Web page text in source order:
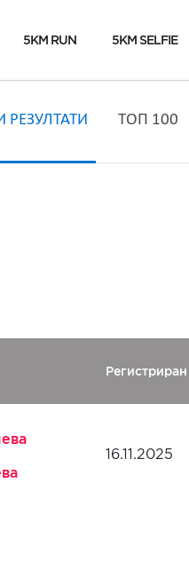
5KM RUN 5KM SELFIE
РЕЗУЛТАТИ ТОП 100
Регистриран
16.11.2025